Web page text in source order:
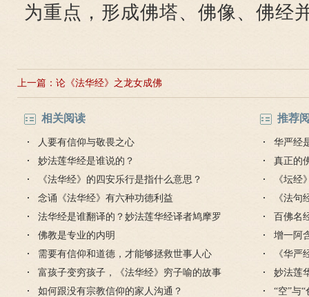
为重点，形成佛塔、佛像、佛经
上一篇： 论《法华经》之龙女成佛
相关阅读
人要有信仰与敬畏之心
妙法莲华经是谁说的？
《法华经》的四安乐行是指什么意思？
念诵《法华经》有六种功德利益
法华经是谁翻译的？妙法莲华经译者鸠摩罗
什介绍
佛教是专业的内明
需要有信仰和道德，才能够拯救世事人心
富孩子变穷孩子，《法华经》穷子喻的故事
如何跟没有宗教信仰的家人沟通？
推荐
华严经
真正的
毒是魔
《坛
思
《法
的讲解
百佛名
增一阿
《华严
么意思
妙法莲
“空”与